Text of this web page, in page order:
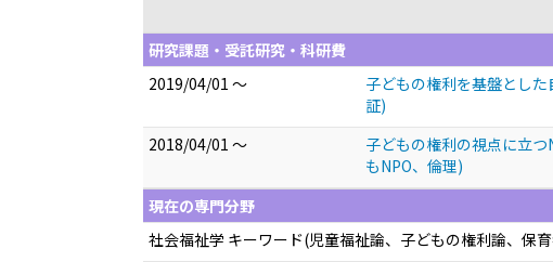
研究課題・受託研究・科研費
2019/04/01 ～
子どもの権利を基盤とし
証)
2018/04/01 ～
子どもの権利の視点に立
もNPO、倫理)
現在の専門分野
社会福祉学 キーワード(児童福祉論、子どもの権利論、保